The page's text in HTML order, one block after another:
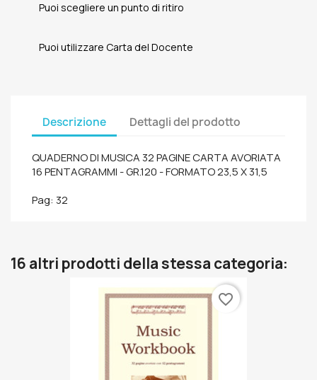
Puoi scegliere un punto di ritiro
Puoi utilizzare Carta del Docente
Descrizione Dettagli del prodotto
QUADERNO DI MUSICA 32 PAGINE CARTA AVORIATA
16 PENTAGRAMMI - GR.120 - FORMATO 23,5 X 31,5
Pag: 32
16 altri prodotti della stessa categoria:
favorite_border